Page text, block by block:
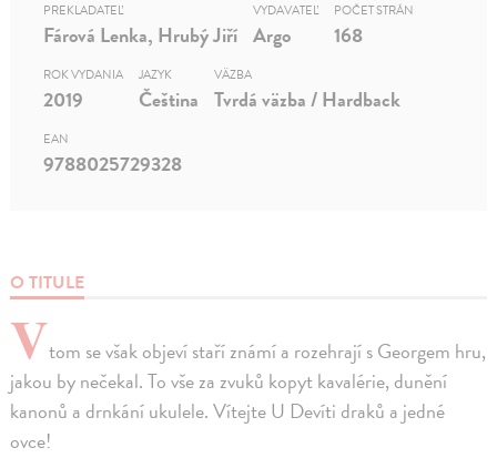
O TITULE
Vtom se však objeví staří známí a rozehrají s Georgem hru,
jakou by nečekal. To vše za zvuků kopyt kavalérie, dunění
kanonů a drnkání ukulele. Vítejte U Devíti draků a jedné
ovce!
PREKLADATEĽ
Fárová Lenka, Hrubý Jiří
VYDAVATEĽ
Argo
POČET STRÁN
168
ROK VYDANIA
2019
JAZYK
Čeština
VÄZBA
Tvrdá väzba / Hardback
EAN
9788025729328